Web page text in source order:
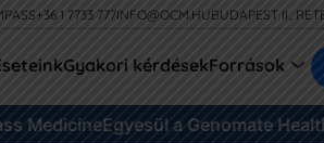
+36 1 7733 777INFO@OCM.HU BUDAPEST II.,
Gyakori kérdésekForrások
Egyesül a Genomate Health